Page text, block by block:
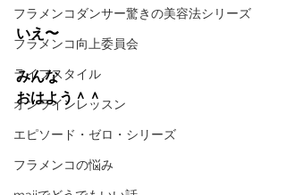
フラメンコダンサー驚きの美容法シリーズ
フラメンコ向上委員会
ライフスタイル
オンラインレッスン
エピソード・ゼロ・シリーズ
フラメンコの悩み
いえ〜
みんな
おはよう＾＾